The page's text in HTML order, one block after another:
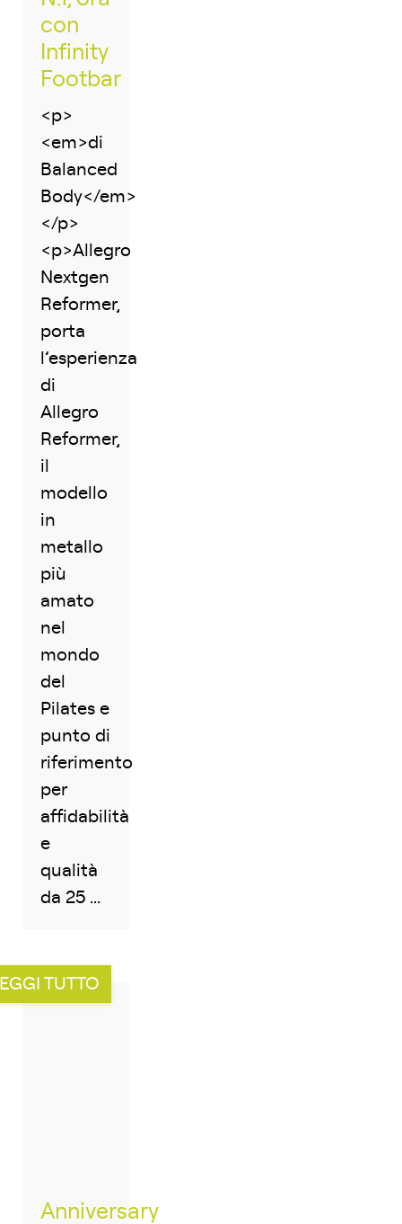
con
Infinity
Footbar
<p>
<em>di
Balanced
Body</em>
</p>
<p>Allegro
Nextgen
Reformer,
porta
l’esperienza
di
Allegro
Reformer,
il
modello
in
metallo
più
amato
nel
mondo
del
Pilates e
punto di
riferimento
per
affidabilità
e
qualità
da 25 ...
TUTTO
Anniversary